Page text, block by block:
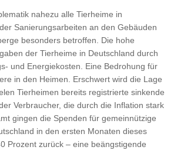
nahezu alle Tierheime in
Sanierungsarbeiten an den Gebäuden
besonders betroffen. Die hohe
der Tierheime in Deutschland durch
und Energiekosten. Eine Bedrohung für
in den Heimen. Erschwert wird die Lage
Tierheimen bereits registrierte sinkende
Verbraucher, die durch die Inflation stark
gingen die Spenden für gemeinnützige
in den ersten Monaten dieses
Prozent zurück – eine beängstigende